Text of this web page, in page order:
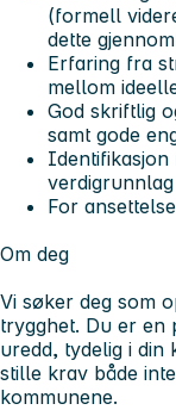
(formell
dette
Erfaring fra
mellom
God skriftlig
samt gode
Identifikasjon
verdigrunnlag
For
Om deg
Vi søker deg som
trygghet. Du er en
uredd, tydelig i din
stille krav både
kommunene.